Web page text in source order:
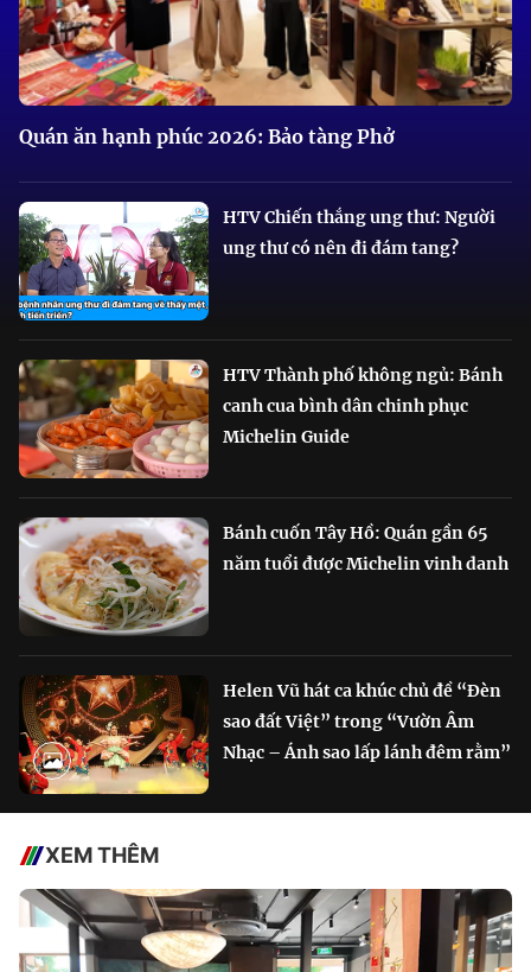
Quán ăn hạnh phúc 2026: Bảo tàng Phở
HTV Chiến thắng ung thư: Người
ung thư có nên đi đám tang?
HTV Thành phố không ngủ: Bánh
canh cua bình dân chinh phục
Michelin Guide
Bánh cuốn Tây Hồ: Quán gần 65
năm tuổi được Michelin vinh danh
Helen Vũ hát ca khúc chủ đề “Đèn
sao đất Việt” trong “Vườn Âm
Nhạc – Ánh sao lấp lánh đêm rằm”
XEM THÊM